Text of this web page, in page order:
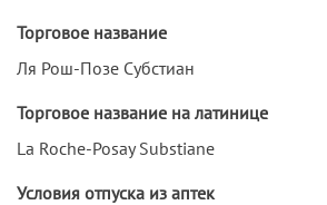
Торговое название
Ля Рош-Позе Субстиан
Торговое название на латинице
La Roche-Posay Substiane
Условия отпуска из аптек